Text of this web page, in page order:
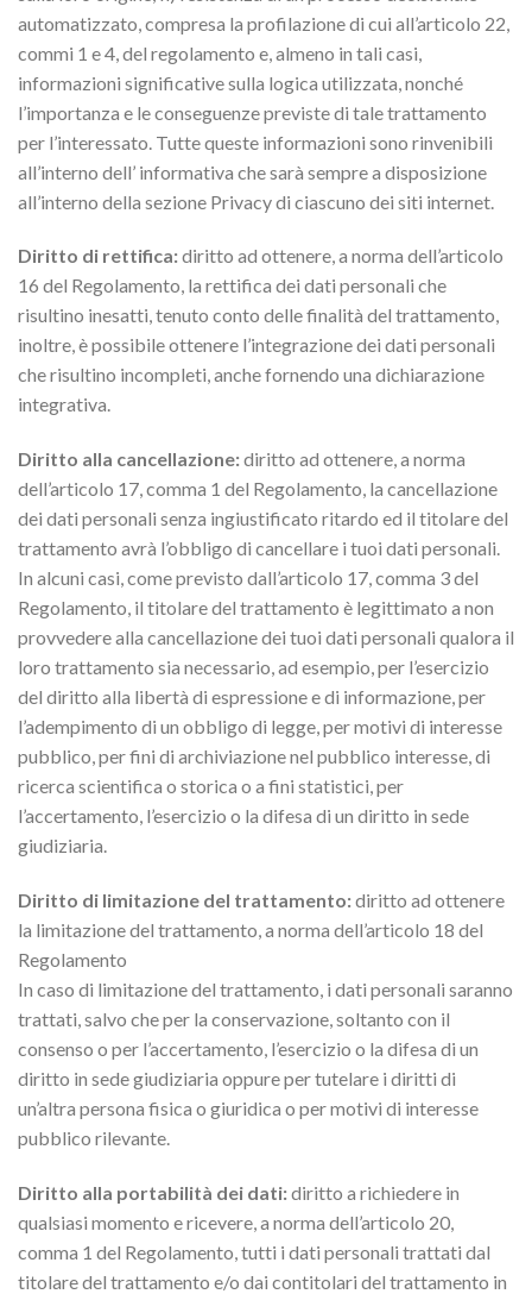
automatizzato, compresa la profilazione di cui all’articolo 22,
commi 1 e 4, del regolamento e, almeno in tali casi,
informazioni significative sulla logica utilizzata, nonché
l’importanza e le conseguenze previste di tale trattamento
per l’interessato. Tutte queste informazioni sono rinvenibili
all’interno dell’ informativa che sarà sempre a disposizione
all’interno della sezione Privacy di ciascuno dei siti internet.
Diritto di rettifica:diritto ad ottenere, a norma dell’articolo
16 del Regolamento, la rettifica dei dati personali che
risultino inesatti, tenuto conto delle finalità del trattamento,
inoltre, è possibile ottenere l’integrazione dei dati personali
che risultino incompleti, anche fornendo una dichiarazione
integrativa.
Diritto alla cancellazione:diritto ad ottenere, a norma
dell’articolo 17, comma 1 del Regolamento, la cancellazione
dei dati personali senza ingiustificato ritardo ed il titolare del
trattamento avrà l’obbligo di cancellare i tuoi dati personali.
In alcuni casi, come previsto dall’articolo 17, comma 3 del
Regolamento, il titolare del trattamento è legittimato a non
provvedere alla cancellazione dei tuoi dati personali qualora il
loro trattamento sia necessario, ad esempio, per l’esercizio
del diritto alla libertà di espressione e di informazione, per
l’adempimento di un obbligo di legge, per motivi di interesse
pubblico, per fini di archiviazione nel pubblico interesse, di
ricerca scientifica o storica o a fini statistici, per
l’accertamento, l’esercizio o la difesa di un diritto in sede
giudiziaria.
Diritto di limitazione del trattamento:diritto ad ottenere
la limitazione del trattamento, a norma dell’articolo 18 del
Regolamento
In caso di limitazione del trattamento, i dati personali saranno
trattati, salvo che per la conservazione, soltanto con il
consenso o per l’accertamento, l’esercizio o la difesa di un
diritto in sede giudiziaria oppure per tutelare i diritti di
un’altra persona fisica o giuridica o per motivi di interesse
pubblico rilevante.
Diritto alla portabilità dei dati:diritto a richiedere in
qualsiasi momento e ricevere, a norma dell’articolo 20,
comma 1 del Regolamento, tutti i dati personali trattati dal
titolare del trattamento e/o dai contitolari del trattamento in